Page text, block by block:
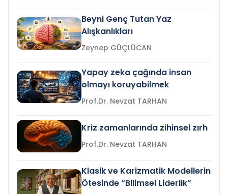
Beyni Genç Tutan Yaz
Alışkanlıkları
Zeynep GÜÇLÜCAN
Yapay zeka çağında insan
olmayı koruyabilmek
Prof.Dr. Nevzat TARHAN
Kriz zamanlarında zihinsel zırh
Prof.Dr. Nevzat TARHAN
Klasik ve Karizmatik Modellerin
Ötesinde “Bilimsel Liderlik”